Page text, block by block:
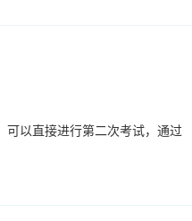
可以直接进行第二次考试，通过